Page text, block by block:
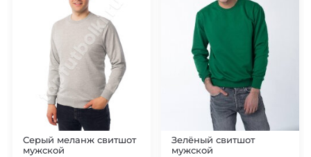
Серый меланж свитшот
мужской
Зелёный свитшот
мужской